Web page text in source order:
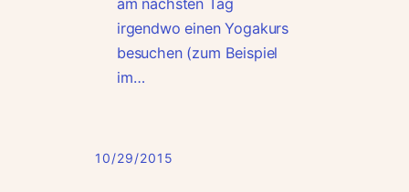
am nächsten Tag
irgendwo einen Yogakurs
besuchen (zum Beispiel
im…
10/29/2015